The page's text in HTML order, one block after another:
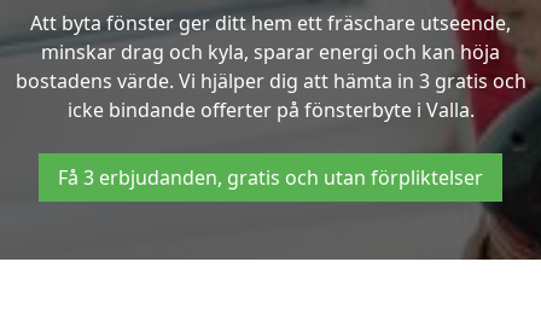
Att byta fönster ger ditt hem ett fräschare utseende,
minskar drag och kyla, sparar energi och kan höja
bostadens värde. Vi hjälper dig att hämta in 3 gratis och
icke bindande offerter på fönsterbyte i Valla.
Få 3 erbjudanden, gratis och utan förpliktelser